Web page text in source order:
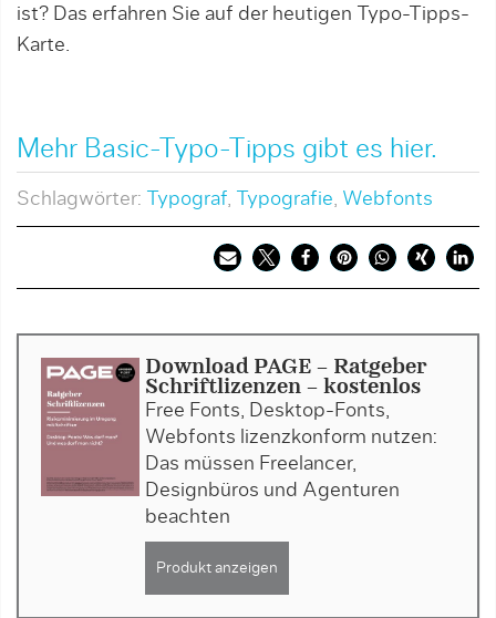
ist? Das erfahren Sie auf der heutigen Typo-Tipps-
Karte.
Mehr Basic-Typo-Tipps gibt es hier.
Schlagwörter: Typograf, Typografie, Webfonts
Download PAGE - Ratgeber
Schriftlizenzen - kostenlos
Free Fonts, Desktop-Fonts,
Webfonts lizenzkonform nutzen:
Das müssen Freelancer,
Designbüros und Agenturen
beachten
Produkt anzeigen